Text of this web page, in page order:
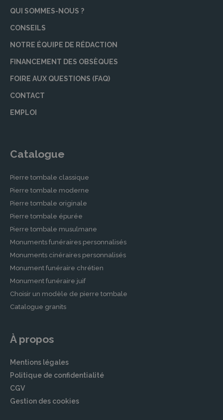
QUI SOMMES-NOUS ?
CONSEILS
NOTRE ÉQUIPE DE RÉDACTION
FINANCEMENT DES OBSÈQUES
FOIRE AUX QUESTIONS (FAQ)
CONTACT
EMPLOI
Catalogue
Pierre tombale classique
Pierre tombale moderne
Pierre tombale originale
Pierre tombale épurée
Pierre tombale musulmane
Monuments funéraires personnalisés
Monuments cinéraires personnalisés
Monument funéraire chrétien
Monument funéraire juif
Choisir un modèle de pierre tombale
Catalogue granits
À propos
Mentions légales
Politique de confidentialité
CGV
Gestion des cookies